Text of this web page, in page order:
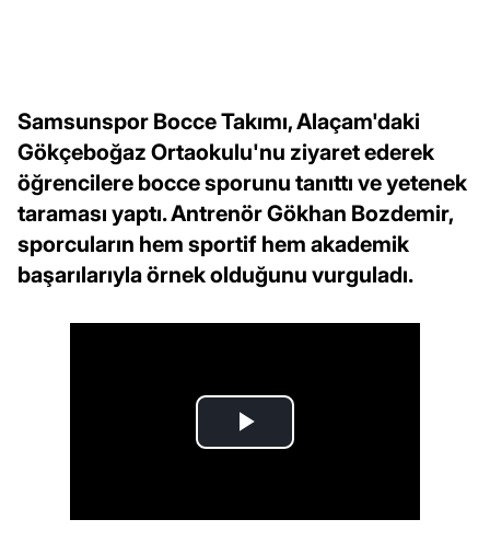
Samsunspor Bocce Takımı, Alaçam'daki
Gökçeboğaz Ortaokulu'nu ziyaret ederek
öğrencilere bocce sporunu tanıttı ve yetenek
taraması yaptı. Antrenör Gökhan Bozdemir,
sporcuların hem sportif hem akademik
başarılarıyla örnek olduğunu vurguladı.